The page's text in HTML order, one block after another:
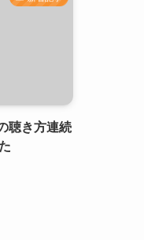
聴き方連続